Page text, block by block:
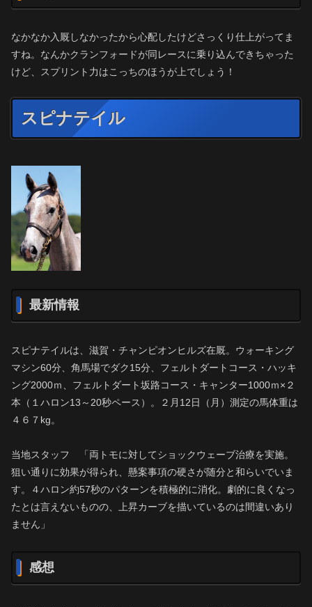
なかなか入厩しなかったから心配したけどさっくり仕上がってま
すね。なんかクランフォードが同レースに乗り込んできちゃった
けど、スプリント力はこっちのほうが上でしょう！
スピナテイル
最新情報
スピナテイルは、滋賀・チャンピオンヒルズ在厩。ウォーキング
マシン60分、角馬場でダク15分、フェルトダートコース・ハッキ
ング2000ｍ、フェルトダート坂路コース・キャンター1000ｍ×２
本（１ハロン13～20秒ペース）。２月12日（月）測定の馬体重は
４６７kg。
当地スタッフ 「両トモに対してショックウェーブ治療を実施。
狙い通りに効果が得られ、懸案事項の硬さが随分と和らいでいま
す。４ハロン約57秒のパターンを積極的に消化。劇的に良くなっ
たとは言えないものの、上昇カーブを描いているのは間違いあり
ません」
感想